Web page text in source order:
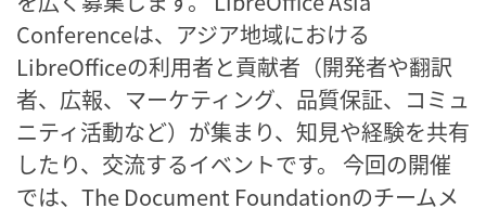
Conferenceは、アジア地域における
LibreOfficeの利用者と貢献者（開発者や翻訳
者、広報、マーケティング、品質保証、コミュ
ニティ活動など）が集まり、知見や経験を共有
したり、交流するイベントです。 今回の開催
では、The Document Foundationのチームメ